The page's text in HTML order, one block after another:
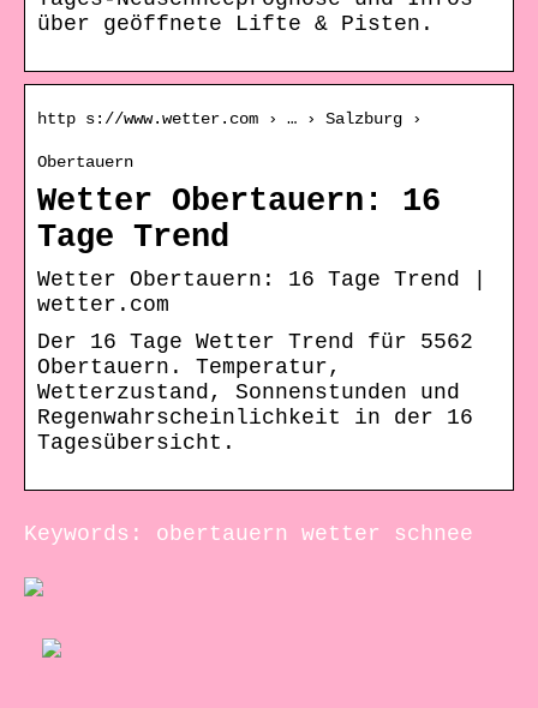
über geöffnete Lifte & Pisten.
http s://www.wetter.com › … › Salzburg ›
Obertauern
Wetter Obertauern: 16
Tage Trend
Wetter Obertauern: 16 Tage Trend |
wetter.com
Der 16 Tage Wetter Trend für 5562
Obertauern. Temperatur,
Wetterzustand, Sonnenstunden und
Regenwahrscheinlichkeit in der 16
Tagesübersicht.
Keywords: obertauern wetter schnee